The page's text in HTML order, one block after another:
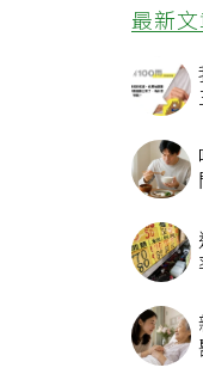
最新